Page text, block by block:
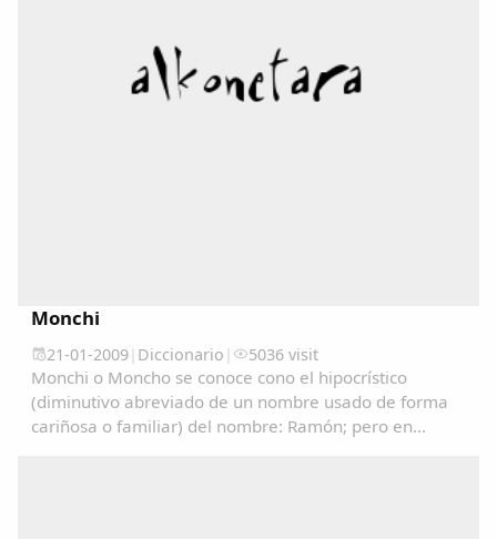
Monchi
21-01-2009| Diccionario | 5036 visit
Monchi o Moncho se conoce cono el hipocrístico
(diminutivo abreviado de un nombre usado de forma
cariñosa o familiar) del nombre: Ramón; pero en